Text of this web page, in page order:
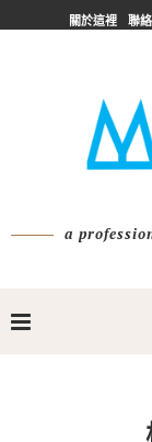
關於這裡 聯
a